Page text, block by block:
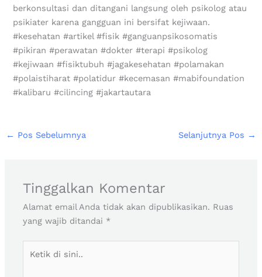
berkonsultasi dan ditangani langsung oleh psikolog atau
psikiater karena gangguan ini bersifat kejiwaan.
#kesehatan #artikel #fisik #ganguanpsikosomatis
#pikiran #perawatan #dokter #terapi #psikolog
#kejiwaan #fisiktubuh #jagakesehatan #polamakan
#polaistiharat #polatidur #kecemasan #mabifoundation
#kalibaru #cilincing #jakartautara
← Pos Sebelumnya Selanjutnya Pos →
Tinggalkan Komentar
Alamat email Anda tidak akan dipublikasikan. Ruas
yang wajib ditandai *